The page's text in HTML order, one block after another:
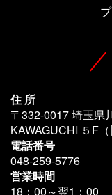
住 所
〒332-0017 埼玉県
KAWAGUCHI ５F
電話番号
048-259-5776
営業時間
18：00～翌1 ：00